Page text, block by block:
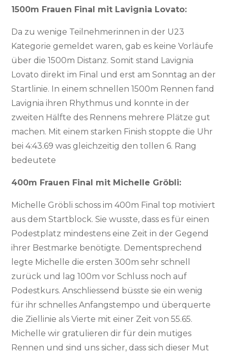
1500m Frauen Final mit Lavignia Lovato:
Da zu wenige Teilnehmerinnen in der U23
Kategorie gemeldet waren, gab es keine Vorläufe
über die 1500m Distanz. Somit stand Lavignia
Lovato direkt im Final und erst am Sonntag an der
Startlinie. In einem schnellen 1500m Rennen fand
Lavignia ihren Rhythmus und konnte in der
zweiten Hälfte des Rennens mehrere Plätze gut
machen. Mit einem starken Finish stoppte die Uhr
bei 4:43.69 was gleichzeitig den tollen 6. Rang
bedeutete
400m Frauen Final mit Michelle Gröbli:
Michelle Gröbli schoss im 400m Final top motiviert
aus dem Startblock. Sie wusste, dass es für einen
Podestplatz mindestens eine Zeit in der Gegend
ihrer Bestmarke benötigte. Dementsprechend
legte Michelle die ersten 300m sehr schnell
zurück und lag 100m vor Schluss noch auf
Podestkurs. Anschliessend büsste sie ein wenig
für ihr schnelles Anfangstempo und überquerte
die Ziellinie als Vierte mit einer Zeit von 55.65.
Michelle wir gratulieren dir für dein mutiges
Rennen und sind uns sicher, dass sich dieser Mut